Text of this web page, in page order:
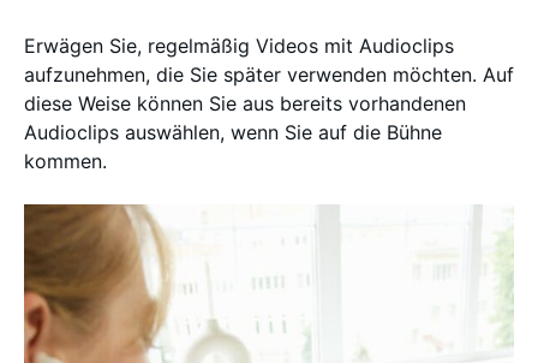
Erwägen Sie, regelmäßig Videos mit Audioclips
aufzunehmen, die Sie später verwenden möchten. Auf
diese Weise können Sie aus bereits vorhandenen
Audioclips auswählen, wenn Sie auf die Bühne
kommen.